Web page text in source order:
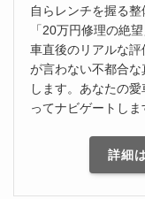
自らレンチを握る
「20万円修理の絶
車直後のリアルな
が言わない不都合
します。あなたの
ってナビゲートしま
詳細